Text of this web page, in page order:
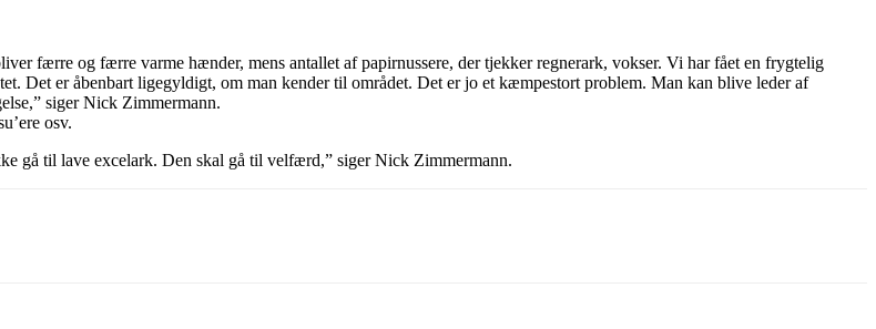
færre og færre varme hænder, mens antallet af papirnussere, der tjekker regnerark, vokser. Vi har fået en frygtelig
Det er åbenbart ligegyldigt, om man kender til området. Det er jo et kæmpestort ­problem. Man kan blive leder af
siger Nick Zimmermann.
osv.
gå til lave excelark. Den skal gå til velfærd,” siger Nick Zimmermann.